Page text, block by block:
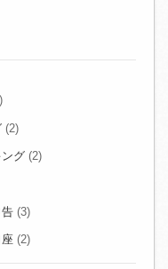
(2)
グ (2)
(3)
(2)